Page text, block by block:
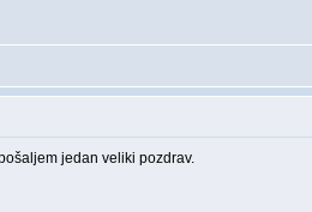
jedan veliki pozdrav.